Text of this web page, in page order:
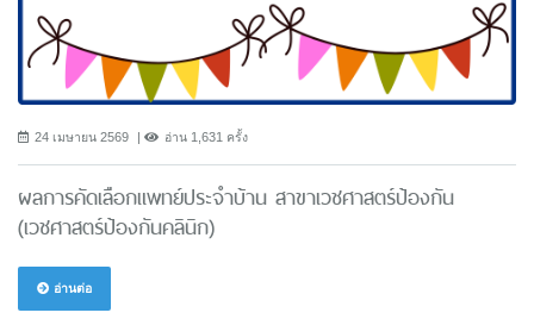
24 เมษายน 2569 อ่าน 1,631 ครั้ง
ผลการคัดเลือกแพทย์ประจำบ้าน สาขาเวชศาสตร์ป้องกัน
(เวชศาสตร์ป้องกันคลินิก)
อ่านต่อ